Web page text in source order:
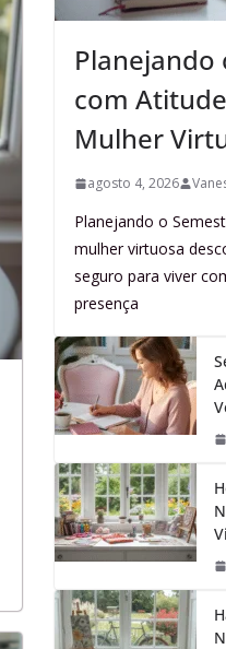
Planejando
com
Mulher
agosto 4, 2026
Planejando o
mulher virtuosa
seguro para viver
presença